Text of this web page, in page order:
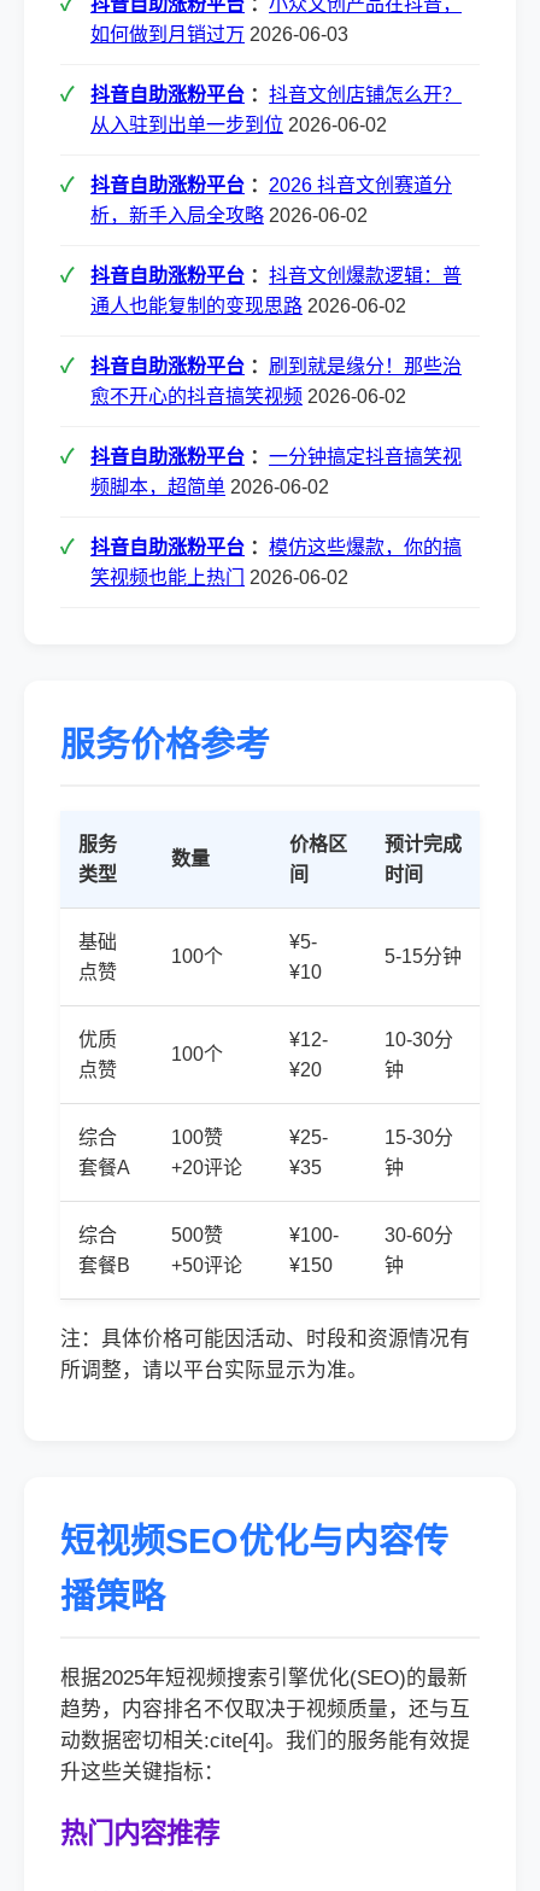
抖音自助涨粉平台 ： 小众文创产品在抖音，
如何做到月销过万 2026-06-03
抖音自助涨粉平台 ： 抖音文创店铺怎么开？
从入驻到出单一步到位 2026-06-02
抖音自助涨粉平台 ： 2026 抖音文创赛道分
析，新手入局全攻略 2026-06-02
抖音自助涨粉平台 ： 抖音文创爆款逻辑：普
通人也能复制的变现思路 2026-06-02
抖音自助涨粉平台 ： 刷到就是缘分！那些治
愈不开心的抖音搞笑视频 2026-06-02
抖音自助涨粉平台 ： 一分钟搞定抖音搞笑视
频脚本，超简单 2026-06-02
抖音自助涨粉平台 ： 模仿这些爆款，你的搞
笑视频也能上热门
2026-06-02
服务价格参考
服务
类型
数量
价格区
间
预计完成
时间
基础
点赞
100个
¥5-
¥10
5-15分钟
优质
点赞
100个
¥12-
¥20
10-30分
钟
综合
套餐A
100赞
+20评论
¥25-
¥35
15-30分
钟
综合
套餐B
500赞
+50评论
¥100-
¥150
30-60分
钟
注：具体价格可能因活动、时段和资源情况有
所调整，请以平台实际显示为准。
短视频SEO优化与内容传
播策略
根据2025年短视频搜索引擎优化(SEO)的最新
趋势，内容排名不仅取决于视频质量，还与互
动数据密切相关:cite[4]。我们的服务能有效提
升这些关键指标：
热门内容推荐